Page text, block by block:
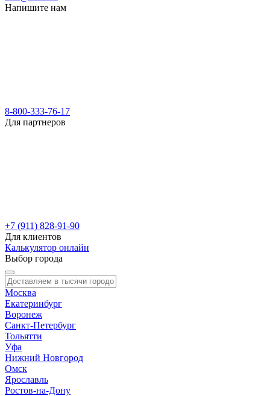
Напишите нам
8-800-333-76-17
Для партнеров
+7 (911) 828-91-90
Для клиентов
Калькулятор онлайн
Выбор города
Москва
Екатеринбург
Воронеж
Санкт-Петербург
Тольятти
Уфа
Нижний Новгород
Омск
Ярославль
Ростов-на-Дону